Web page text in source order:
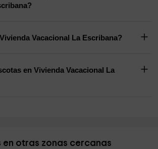
Vacacional La Escribana?
en Vivienda Vacacional La
en otras zonas cercanas